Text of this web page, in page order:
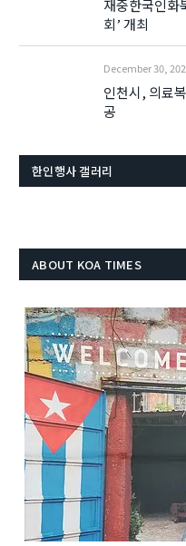
재중한국인화
회’ 개최
December 30,
인천시, 의료
공
한인행사 갤러리
ABOUT KOA TIMES